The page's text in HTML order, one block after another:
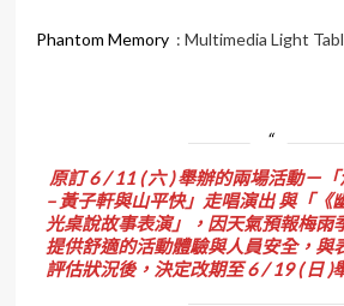
Phantom Memory : Multimedia Light
原訂 6 / 11 ( 六 ) 舉辦的兩場活動－
– 黃子軒與山平快」走唱演出 與「《
光桌說故事表演」，因天氣預報梅雨
提供舒適的活動體驗與人員安全，與
評估狀況後，決定改期至 6 / 19 ( 日 )